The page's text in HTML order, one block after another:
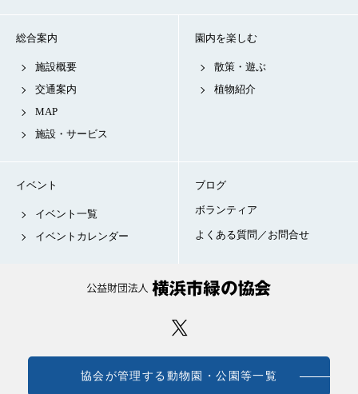
総合案内
施設概要
交通案内
MAP
施設・サービス
園内を楽しむ
散策・遊ぶ
植物紹介
イベント
イベント一覧
イベントカレンダー
ブログ
ボランティア
よくある質問／お問合せ
協会が管理する動物園・公園等一覧